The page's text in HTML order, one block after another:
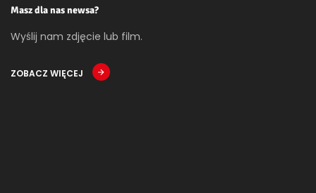
Masz dla nas newsa?
Wyślij nam zdjęcie lub film.
ZOBACZ WIĘCEJ